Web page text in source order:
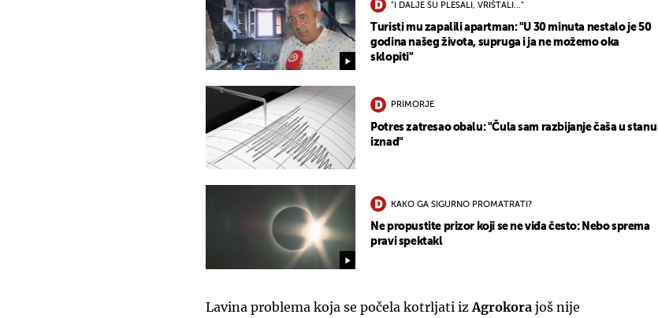
"I DALJE SU PLESALI, VRIŠTALI..."
Turisti mu zapalili apartman: "U 30 minuta nestalo je 50
godina našeg života, supruga i ja ne možemo oka
sklopiti"
PRIMORJE
Potres zatresao obalu: "Čula sam razbijanje čaša u stanu
iznad"
KAKO GA SIGURNO PROMATRATI?
Ne propustite prizor koji se ne viđa često: Nebo sprema
pravi spektakl
Lavina problema koja se počela kotrljati iz Agrokora još nije